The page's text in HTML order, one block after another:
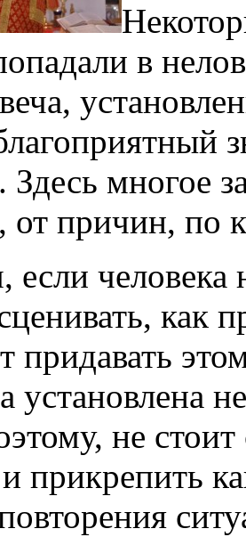
в
многое
от причин, по
человека
как
придавать
установлена
не
и прикрепить